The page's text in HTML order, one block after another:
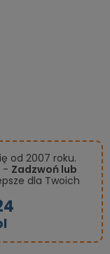
od 2007 roku.
- Zadzwoń lub
dla Twoich